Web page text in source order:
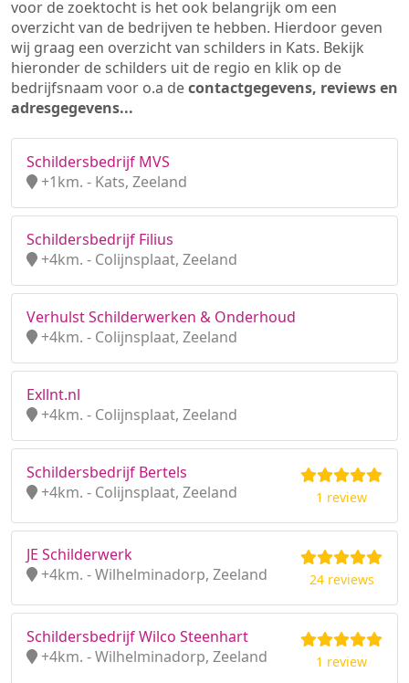
voor de zoektocht is het ook belangrijk om een
overzicht van de bedrijven te hebben. Hierdoor geven
wij graag een overzicht van schilders in Kats. Bekijk
hieronder de schilders uit de regio en klik op de
bedrijfsnaam voor o.a decontactgegevens, reviews en
adresgegevens...
Schildersbedrijf MVS
+1km. - Kats, Zeeland
Schildersbedrijf Filius
+4km. - Colijnsplaat, Zeeland
Verhulst Schilderwerken & Onderhoud
+4km. - Colijnsplaat, Zeeland
Exllnt.nl
+4km. - Colijnsplaat, Zeeland
Schildersbedrijf Bertels
+4km. - Colijnsplaat, Zeeland
1 review
JE Schilderwerk
+4km. - Wilhelminadorp, Zeeland
24 reviews
Schildersbedrijf Wilco Steenhart
+4km. - Wilhelminadorp, Zeeland
1 review